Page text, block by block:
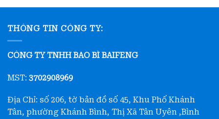
THÔNG TIN CÔNG TY:
CÔNG TY TNHH BAO BÌ BAIFENG
MST: 3702908969
Địa Chỉ: số 206, tờ bản đồ số 45, Khu Phố Khánh
Tân, phường Khánh Bình, Thị Xã Tân Uyên ,Bình